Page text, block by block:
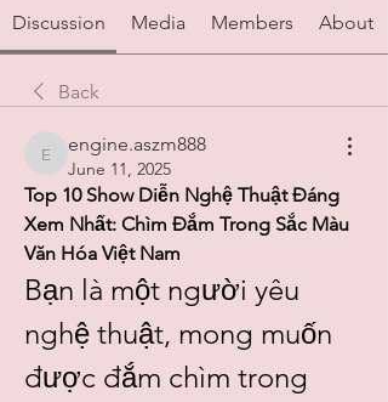
Discussion Media Members About
Back
engine.aszm888
engine.aszm888
June 11, 2025
Top 10 Show Diễn Nghệ Thuật Đáng
Xem Nhất: Chìm Đắm Trong Sắc Màu
Văn Hóa Việt Nam
Bạn là một người yêu
nghệ thuật, mong muốn
được đắm chìm trong